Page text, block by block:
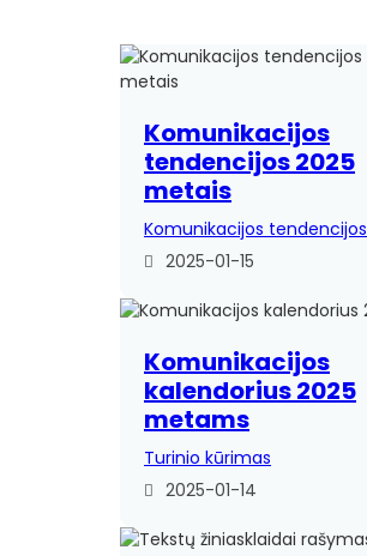
Komunikacijos
tendencijos 2025
metais
Komunikacijos tendencijos
2025-01-15
Komunikacijos
kalendorius 2025
metams
Turinio kūrimas
2025-01-14